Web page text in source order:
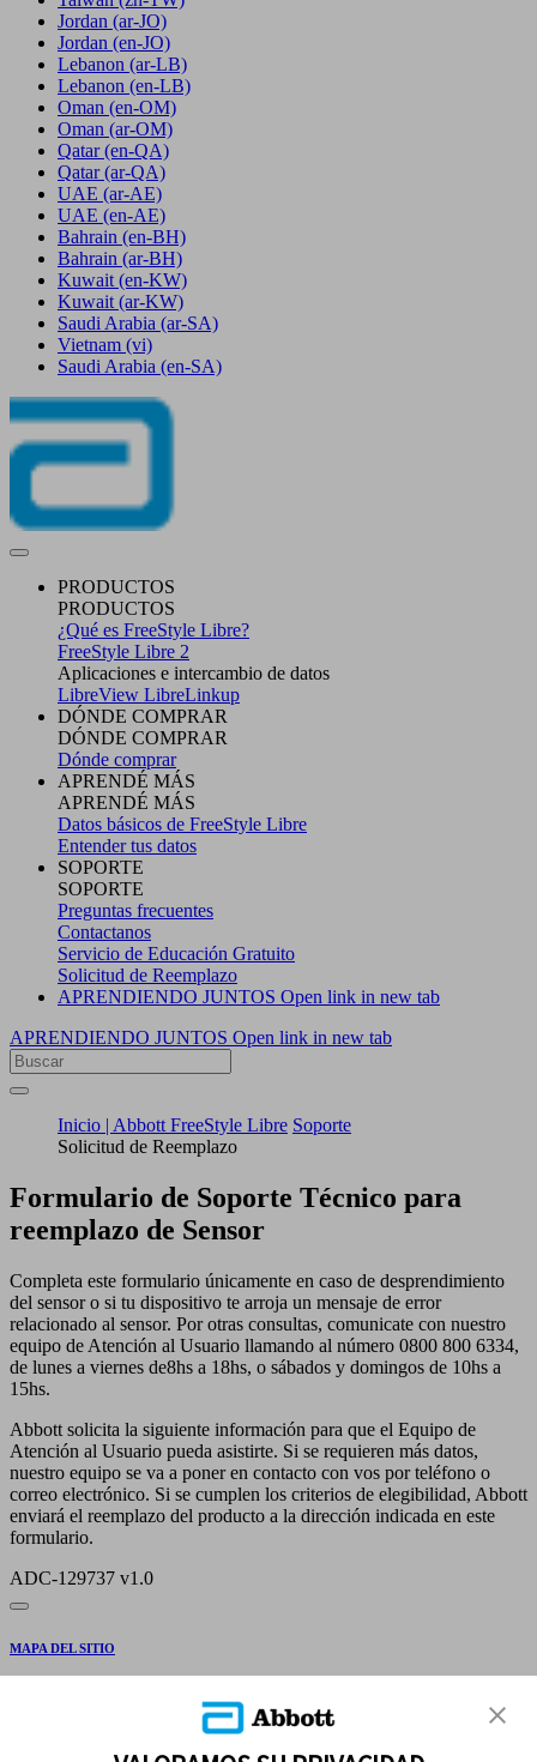
Jordan (ar-JO)
Jordan (en-JO)
Lebanon (ar-LB)
Lebanon (en-LB)
Oman (en-OM)
Oman (ar-OM)
Qatar (en-QA)
Qatar (ar-QA)
UAE (ar-AE)
UAE (en-AE)
Bahrain (en-BH)
Bahrain (ar-BH)
Kuwait (en-KW)
Kuwait (ar-KW)
Saudi Arabia (ar-SA)
Vietnam (vi)
Saudi Arabia (en-SA)
PRODUCTOS
PRODUCTOS
¿Qué es FreeStyle Libre?
FreeStyle Libre 2
Aplicaciones e intercambio de datos
LibreView LibreLinkup
DÓNDE COMPRAR
DÓNDE COMPRAR
Dónde comprar
APRENDÉ MÁS
APRENDÉ MÁS
Datos básicos de FreeStyle Libre
Entender tus datos
SOPORTE
SOPORTE
Preguntas frecuentes
Contactanos
Servicio de Educación Gratuito
Solicitud de Reemplazo
APRENDIENDO JUNTOS Open link in new tab
APRENDIENDO JUNTOS Open link in new tab
Inicio | Abbott FreeStyle Libre Soporte
Solicitud de Reemplazo
Formulario de Soporte Técnico para
reemplazo de Sensor
Completa este formulario únicamente en caso de desprendimiento
del sensor o si tu dispositivo te arroja un mensaje de error
relacionado al sensor. Por otras consultas, comunicate con nuestro
equipo de Atención al Usuario llamando al número 0800 800 6334,
de lunes a viernes de8hs a 18hs, o sábados y domingos de 10hs a
15hs.
Abbott solicita la siguiente información para que el Equipo de
Atención al Usuario pueda asistirte. Si se requieren más datos,
nuestro equipo se va a poner en contacto con vos por teléfono o
correo electrónico. Si se cumplen los criterios de elegibilidad, Abbott
enviará el reemplazo del producto a la dirección indicada en este
formulario.
ADC-129737 v1.0
MAPA DEL SITIO